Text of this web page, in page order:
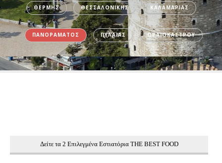
ΘΕΡΜΗΣ ΘΕΣΣΑΛΟΝΙΚΗΣ ΚΑΛΑΜΑΡΙΑΣ
ΠΑΝΟΡΑΜΑΤΟΣ ΠΥΛΑΙΑΣ ΩΡΑΙΟΚΑΣΤΡΟΥ
Δείτε τα 2 Επιλεγμένα Εστιατόρια THE BEST FOOD